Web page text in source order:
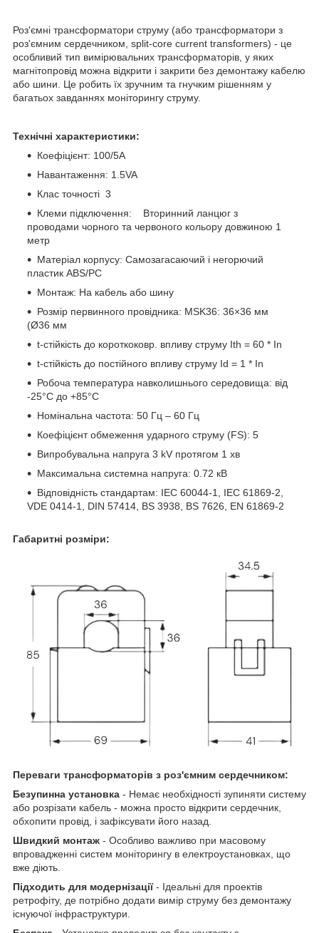
Роз'ємні трансформатори струму (або трансформатори з
роз'ємним сердечником, split-core current transformers) - це
особливий тип вимірювальних трансформаторів, у яких
магнітопровід можна відкрити і закрити без демонтажу кабелю
або шини. Це робить їх зручним та гнучким рішенням у
багатьох завданнях моніторингу струму.
Технічні характеристики:
Коефіцієнт: 100/5A
Навантаження: 1.5VA
Клас точності 3
Клеми підключення: Вторинний ланцюг з
проводами чорного та червоного кольору довжиною 1
метр
Матеріал корпусу: Самозагасаючий і негорючий
пластик ABS/PC
Монтаж: На кабель або шину
Розмір первинного провідника: MSK36: 36×36 мм
(Ø36 мм
t-стійкість до короткоковр. впливу струму Ith = 60 * In
t-стійкість до постійного впливу струму Id = 1 * In
Робоча температура навколишнього середовища: від
-25°C до +85°C
Номінальна частота: 50 Гц – 60 Гц
Коефіцієнт обмеження ударного струму (FS): 5
Випробувальна напруга 3 kV протягом 1 хв
Максимальна системна напруга: 0.72 кВ
Відповідність стандартам: IEC 60044-1, IEC 61869-2,
VDE 0414-1, DIN 57414, BS 3938, BS 7626, EN 61869-2
Габаритні розміри:
Переваги трансформаторів з роз'ємним сердечником:
Безупинна установка - Немає необхідності зупиняти систему
або розрізати кабель - можна просто відкрити сердечник,
обхопити провід, і зафіксувати його назад.
Швидкий монтаж - Особливо важливо при масовому
впровадженні систем моніторингу в електроустановках, що
вже діють.
Підходить для модернізації- Ідеальні для проектів
ретрофіту, де потрібно додати вимір струму без демонтажу
існуючої інфраструктури.